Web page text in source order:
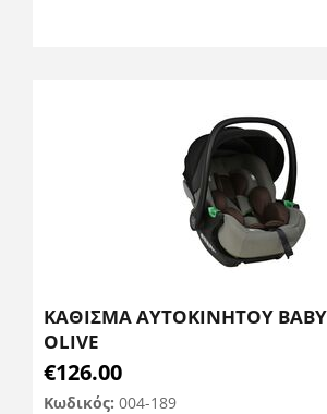
ΚΑΘΙΣΜΑ ΑΥΤΟΚΙΝΗΤΟΥ BABY
OLIVE
€126.00
Κωδικός: 004-189